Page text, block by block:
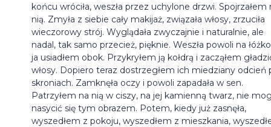
końcu wróciła, weszła przez uchylone drzwi. Spojrzałem
nią. Zmyła z siebie cały makijaż, związała włosy, zrzuciła
wieczorowy strój. Wyglądała zwyczajnie i naturalnie, ale
nadal, tak samo przecież, pięknie. Weszła powoli na
ja usiadłem obok. Przykryłem ją kołdrą i zacząłem
włosy. Dopiero teraz dostrzegłem ich miedziany odcień
skroniach. Zamknęła oczy i powoli zapadała w sen.
Patrzyłem na nią w ciszy, na jej kamienną twarz, nie
nasycić się tym obrazem. Potem, kiedy już zasnęła,
wyszedłem z pokoju, wyszedłem z mieszkania,